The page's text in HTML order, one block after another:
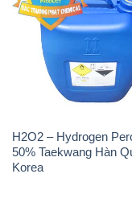
H2O2 – Hydrogen
50% Taekwang Hàn
Korea